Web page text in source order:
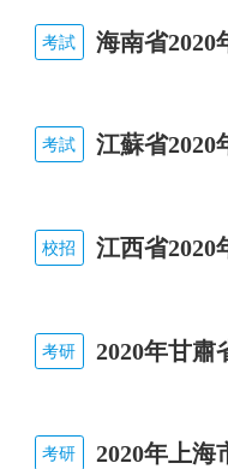
E.在培訓項目
參考解析：
間。
A.綜合指標法
B.關鍵分析法
考試 海南省2020
考試 江蘇省2020
校招 江西省2020
考研 2020年甘肅
考研 2020年上海